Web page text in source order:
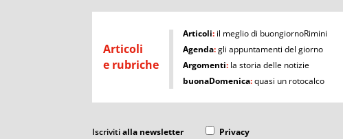
Articoli
e rubriche
I Articoli: il meglio di buongiornoRimini
Agenda:gli appuntamenti del giorno
Argomenti: la storia delle notizie
buonaDomenica:quasi un rotocalco
Iscrivitialla newsletter Privacy